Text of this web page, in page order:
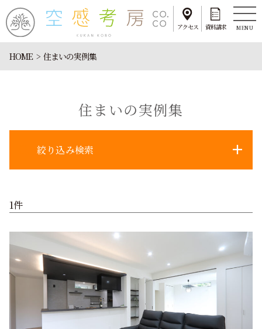
アクセス 資料請求 MENU
HOME 住まいの実例集
住まいの実例集
絞り込み検索
1件